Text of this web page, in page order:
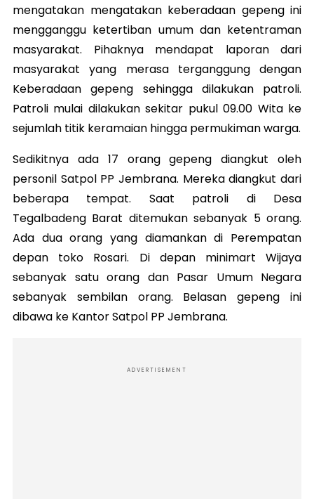
mengatakan mengatakan keberadaan gepeng ini
mengganggu ketertiban umum dan ketentraman
masyarakat. Pihaknya mendapat laporan dari
masyarakat yang merasa terganggung dengan
Keberadaan gepeng sehingga dilakukan patroli.
Patroli mulai dilakukan sekitar pukul 09.00 Wita ke
sejumlah titik keramaian hingga permukiman warga.
Sedikitnya ada 17 orang gepeng diangkut oleh
personil Satpol PP Jembrana. Mereka diangkut dari
beberapa tempat. Saat patroli di Desa
Tegalbadeng Barat ditemukan sebanyak 5 orang.
Ada dua orang yang diamankan di Perempatan
depan toko Rosari. Di depan minimart Wijaya
sebanyak satu orang dan Pasar Umum Negara
sebanyak sembilan orang. Belasan gepeng ini
dibawa ke Kantor Satpol PP Jembrana.
ADVERTISEMENT